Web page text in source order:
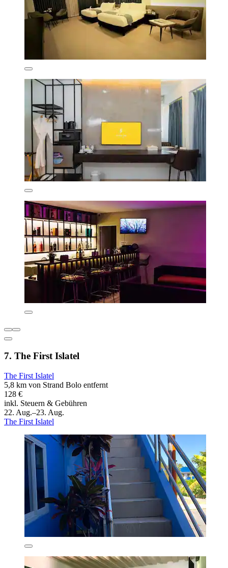
7. The First Islatel
The First Islatel
5,8 km von Strand Bolo entfernt
128 €
inkl. Steuern & Gebühren
22. Aug.–23. Aug.
The First Islatel